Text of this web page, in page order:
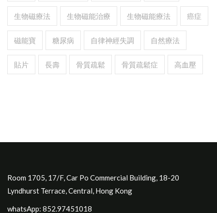
生物磁療法 生物磁能治療 生物磁能療法 癌症
磁能寶 糖尿病 自律神經失調 自然療法
貼片 長壽 骨質疏鬆 骨質疏鬆症 高血壓
Room 1705, 17/F, Car Po Commercial Building, 18-20
Lyndhurst Terrace, Central, Hong Kong
whatsApp: 852.97451018